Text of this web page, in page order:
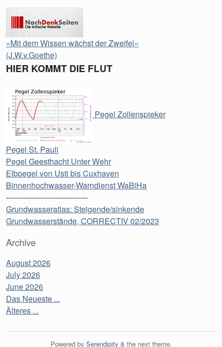
»Mit dem Wissen wächst der Zweifel«
(J.W.v.Goethe)
HIER KOMMT DIE FLUT
Pegel Zollenspieker
Pegel St. Pauli
Pegel Geesthacht Unter Wehr
Elbpegel von Usti bis Cuxhaven
Binnenhochwasser-Warndienst WaBiHa
---------------------------------
Grundwasseratlas: Steigende/sinkende
Grundwasserstände, CORRECTIV 02/2023
Archive
August 2026
July 2026
June 2026
Das Neueste ...
Älteres ...
Powered by Serendipity & the nexttheme.